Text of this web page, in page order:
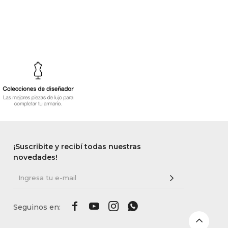
¡Suscribite y recibí todas nuestras
novedades!
   